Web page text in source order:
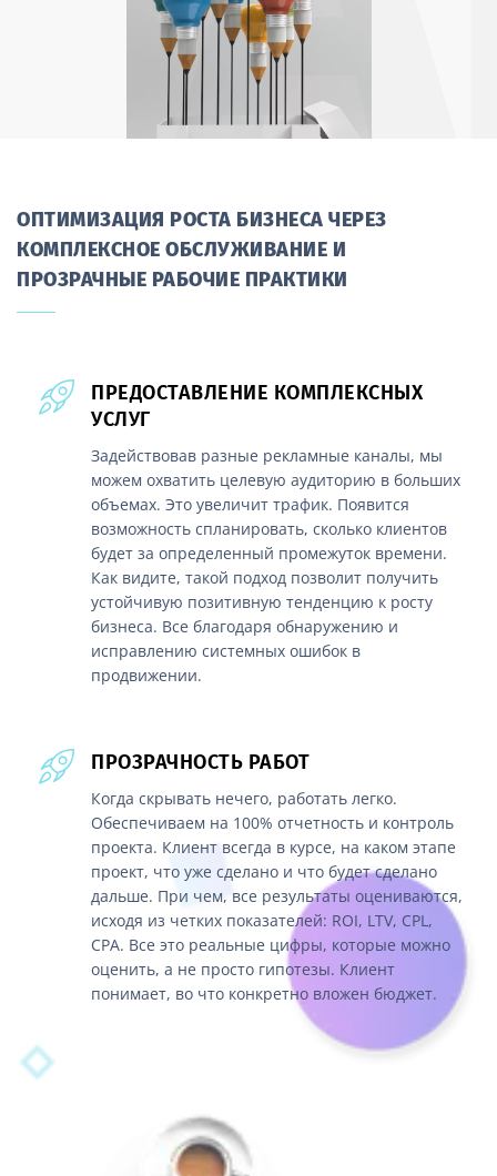
ОПТИМИЗАЦИЯ РОСТА БИЗНЕСА ЧЕРЕЗ
КОМПЛЕКСНОЕ ОБСЛУЖИВАНИЕ И
ПРОЗРАЧНЫЕ РАБОЧИЕ ПРАКТИКИ
ПРЕДОСТАВЛЕНИЕ КОМПЛЕКСНЫХ
УСЛУГ
Задействовав разные рекламные каналы, мы
можем охватить целевую аудиторию в больших
объемах. Это увеличит трафик. Появится
возможность спланировать, сколько клиентов
будет за определенный промежуток времени.
Как видите, такой подход позволит получить
устойчивую позитивную тенденцию к росту
бизнеса. Все благодаря обнаружению и
исправлению системных ошибок в
продвижении.
ПРОЗРАЧНОСТЬ РАБОТ
Когда скрывать нечего, работать легко.
Обеспечиваем на 100% отчетность и контроль
проекта. Клиент всегда в курсе, на каком этапе
проект, что уже сделано и что будет сделано
дальше. При чем, все результаты оцениваются,
исходя из четких показателей: ROI, LTV, CPL,
CPA. Все это реальные цифры, которые можно
оценить, а не просто гипотезы. Клиент
понимает, во что конкретно вложен бюджет.